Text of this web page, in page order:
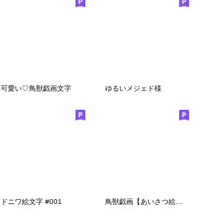
可愛い♡鳥獣戯画文字 ゆるいメジェド様
ドニワ絵文字 #001 鳥獣戯画【あいさつ絵文字】